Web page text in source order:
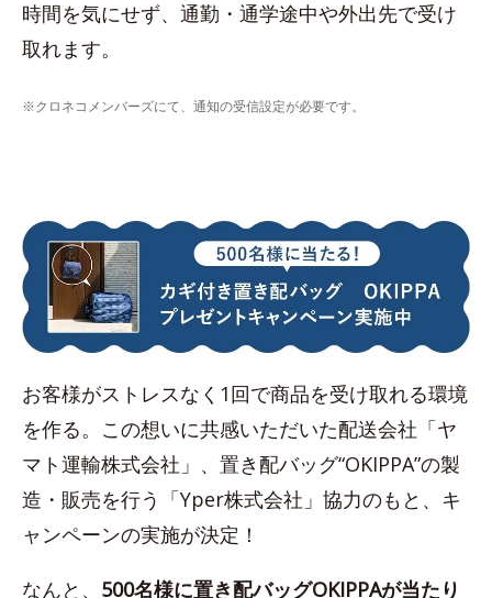
時間を気にせず、通勤・通学途中や外出先で受け
取れます。
※クロネコメンバーズにて、通知の受信設定が必要です。
お客様がストレスなく1回で商品を受け取れる環境
を作る。この想いに共感いただいた配送会社「ヤ
マト運輸株式会社」、置き配バッグ“OKIPPA”の製
造・販売を行う「Yper株式会社」協力のもと、キ
ャンペーンの実施が決定！
なんと、 500名様に置き配バッグOKIPPAが当たり